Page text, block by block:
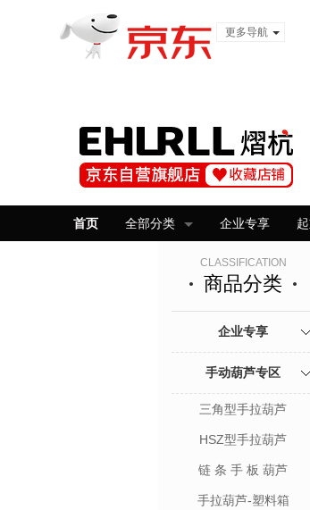
更多导航
首页 全部分类 企业专享
CLASSIFICATION
商品分类
企业专享
手动葫芦专区
三角型手拉葫芦
HSZ型手拉葫芦
链 条 手 板 葫芦
手拉葫芦-塑料箱